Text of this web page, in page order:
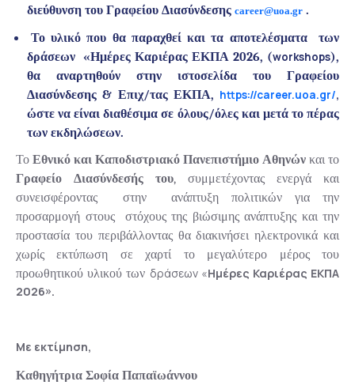
διεύθυνση του Γραφείου Διασύνδεσης career@uoa.gr .
Το υλικό που θα παραχθεί και τα αποτελέσματα των
δράσεων «Ημέρες Καριέρας ΕΚΠΑ 2026, (workshops),
θα αναρτηθούν στην ιστοσελίδα του Γραφείου
Διασύνδεσης & Επιχ/τας ΕΚΠΑ, https://career.uoa.gr/,
ώστε να είναι διαθέσιμα σε όλους/όλες και μετά το πέρας
των εκδηλώσεων.
Το Εθνικό και Καποδιστριακό Πανεπιστήμιο Αθηνών και το
Γραφείο Διασύνδεσής του, συμμετέχοντας ενεργά και
συνεισφέροντας
στην ανάπτυξη πολιτικών για την
προσαρμογή στους στόχους της βιώσιμης ανάπτυξης και την
προστασία του περιβάλλοντας θα διακινήσει ηλεκτρονικά και
χωρίς εκτύπωση σε χαρτί το μεγαλύτερο μέρος του
προωθητικού υλικού των δράσεων «Ημέρες Καριέρας ΕΚΠΑ
2026».
Με εκτίμηση,
Καθηγήτρια Σοφία Παπαϊωάννου